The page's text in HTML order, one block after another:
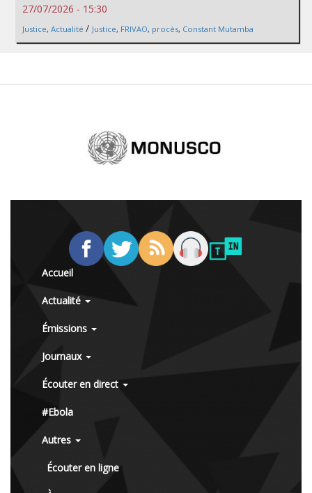
27/07/2026 - 15:30
Justice, Actualité / Justice, FRIVAO, procès, Constant Mutamba
Accueil
Actualité
Émissions
Journaux
Écouter en direct
#Ebola
Autres
Écouter en ligne